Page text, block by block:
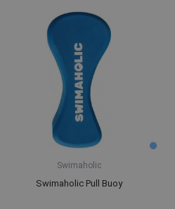
Swimaholic
Swimaholic Pull Buoy